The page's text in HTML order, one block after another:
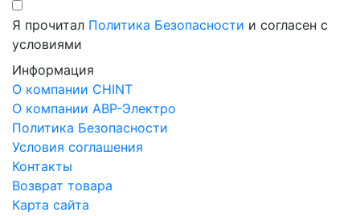
Я прочитал Политика Безопасности и согласен с
условиями
Информация
О компании CHINT
О компании АВР-Электро
Политика Безопасности
Условия соглашения
Контакты
Возврат товара
Карта сайта